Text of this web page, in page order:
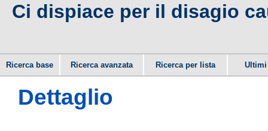
Ci dispiace per il disagio
Ricerca base Ricerca avanzata Ricerca per lista
Dettaglio